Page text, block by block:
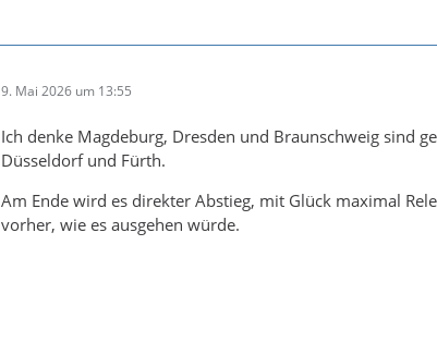
9. Mai 2026 um 13:55
Ich denke Magdeburg, Dresden und Braunschweig sind
Düsseldorf und Fürth.
Am Ende wird es direkter Abstieg, mit Glück maximal
vorher, wie es ausgehen würde.